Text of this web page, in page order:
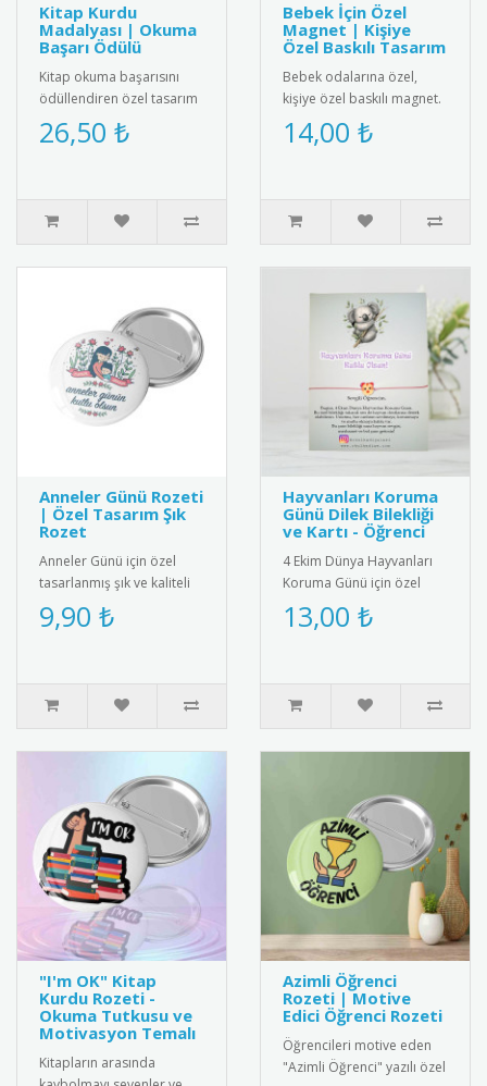
Kitap Kurdu
Madalyası | Okuma
Başarı Ödülü
Kitap okuma başarısını
ödüllendiren özel tasarım
madalya. Okuma
alışkanlığını teşvik etmek
26,50 ₺
Bebek İçin Özel
Magnet | Kişiye
Özel Baskılı Tasarım
Bebek odalarına özel,
kişiye özel baskılı magnet.
Buzdolabı, dolap ya da
ferforje süslemelerinde
14,00 ₺
Anneler Günü Rozeti
| Özel Tasarım Şık
Rozet
Anneler Günü için özel
tasarlanmış şık ve kaliteli
rozet. 2025 yılına özel
desen ve renklerle üretil..
9,90 ₺
Hayvanları Koruma
Günü Dilek Bilekliği
ve Kartı - Öğrenci
4 Ekim Dünya Hayvanları
Koruma Günü için özel
olarak hazırlanan bu
anlamlı hediye kartı ve
13,00 ₺
"I'm OK" Kitap
Kurdu Rozeti -
Okuma Tutkusu ve
Motivasyon Temalı
Kitapların arasında
Azimli Öğrenci
Rozeti | Motive
Edici Öğrenci Rozeti
Öğrencileri motive eden
"Azimli Öğrenci" yazılı özel